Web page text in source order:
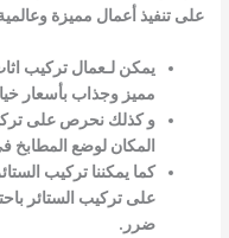
على تنفيذ أعمال مميزة
يمكن لـعمال تركيب
مميز وجذاب بأسعار
و كذلك نحرص على
المكان لوضع
كما يمكننا تركيب
على تركيب الستائر
ضرر.